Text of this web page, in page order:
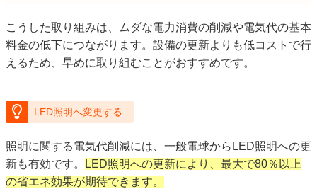
こうした取り組みは、ムダな電力消費の削減や電気代の基本
料金の低下につながります。設備の更新よりも低コストで行
えるため、早めに取り組むことがおすすめです。
LED照明へ変更する
照明に関する電気代削減には、一般電球からLED照明への更
新も有効です。
LED照明への更新により、最大で80％以上
の省エネ効果が期待できます。